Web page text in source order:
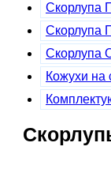
Скорлупа
Скорлупа
Скорлупа
Кожухи на